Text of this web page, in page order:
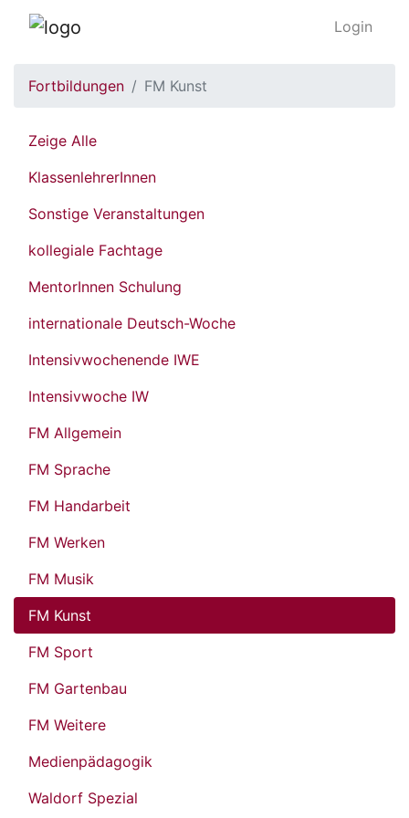
Login
Fortbildungen FM Kunst
Zeige Alle
KlassenlehrerInnen
Sonstige Veranstaltungen
kollegiale Fachtage
MentorInnen Schulung
internationale Deutsch-Woche
Intensivwochenende IWE
Intensivwoche IW
FM Allgemein
FM Sprache
FM Handarbeit
FM Werken
FM Musik
FM Kunst
FM Sport
FM Gartenbau
FM Weitere
Medienpädagogik
Waldorf Spezial